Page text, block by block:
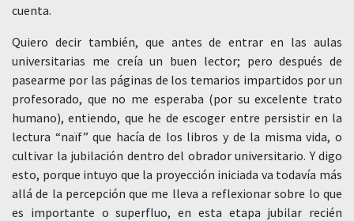
cuenta.
Quiero decir también, que antes de entrar en las aulas
universitarias me creía un buen lector; pero después de
pasearme por las páginas de los temarios impartidos por un
profesorado, que no me esperaba (por su excelente trato
humano), entiendo, que he de escoger entre persistir en la
lectura “naïf” que hacía de los libros y de la misma vida, o
cultivar la jubilación dentro del obrador universitario. Y digo
esto, porque intuyo que la proyección iniciada va todavía más
allá de la percepción que me lleva a reflexionar sobre lo que
es importante o superfluo, en esta etapa jubilar recién